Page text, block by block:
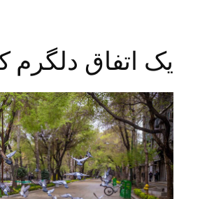
یک اتفاق دلگرم